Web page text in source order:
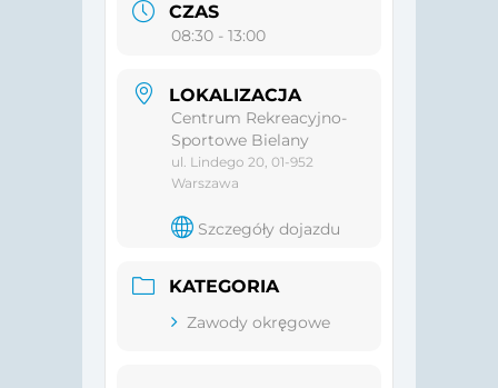
CZAS
08:30 - 13:00
LOKALIZACJA
Centrum Rekreacyjno-
Sportowe Bielany
ul. Lindego 20, 01-952
Warszawa
Szczegóły dojazdu
KATEGORIA
Zawody okręgowe